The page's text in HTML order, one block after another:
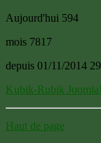
Aujourd'hui 594
mois 7817
depuis 01/11/2014
Kubik-Rubik
Haut de page